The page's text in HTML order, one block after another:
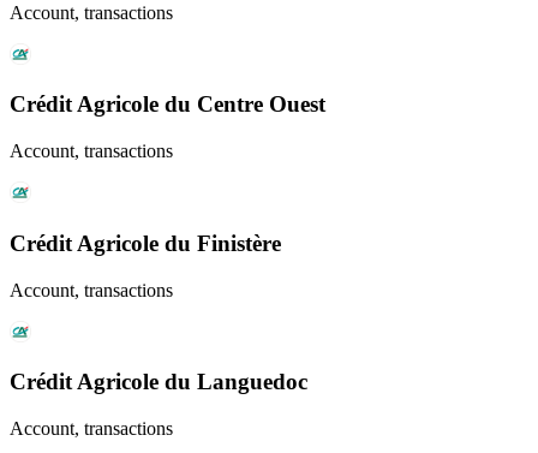
Account, transactions
Crédit Agricole du Centre Ouest
Account, transactions
Crédit Agricole du Finistère
Account, transactions
Crédit Agricole du Languedoc
Account, transactions